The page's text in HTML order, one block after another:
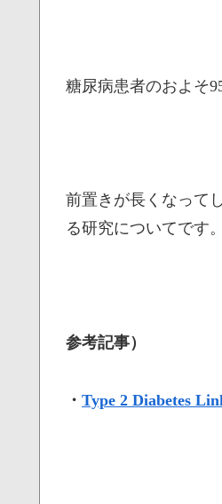
糖尿病患者のおよそ
前置きが長くなって
る研究についてです。
参考記事）
・ Type 2 Diabetes